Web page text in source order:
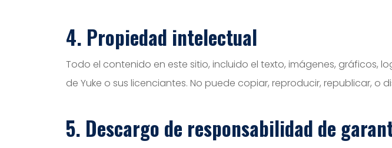
4. Propiedad intelectual
Todo el contenido en este sitio, incluido el texto, imágenes, gráficos,
de Yuke o sus licenciantes. No puede copiar, reproducir, republicar,
5. Descargo de responsabilidad de